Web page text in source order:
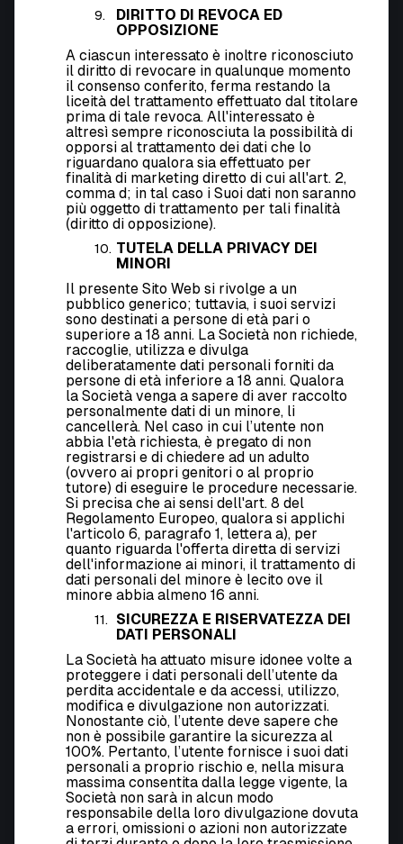
DIRITTO DI REVOCA ED
OPPOSIZIONE
A ciascun interessato è inoltre riconosciuto
il diritto di revocare in qualunque momento
il consenso conferito, ferma restando la
liceità del trattamento effettuato dal titolare
prima di tale revoca. All'interessato è
altresì sempre riconosciuta la possibilità di
opporsi al trattamento dei dati che lo
riguardano qualora sia effettuato per
finalità di marketing diretto di cui all'art. 2,
comma d; in tal caso i Suoi dati non saranno
più oggetto di trattamento per tali finalità
(diritto di opposizione).
TUTELA DELLA PRIVACY DEI
MINORI
Il presente Sito Web si rivolge a un
pubblico generico; tuttavia, i suoi servizi
sono destinati a persone di età pari o
superiore a 18 anni. La Società non richiede,
raccoglie, utilizza e divulga
deliberatamente dati personali forniti da
persone di età inferiore a 18 anni. Qualora
la Società venga a sapere di aver raccolto
personalmente dati di un minore, li
cancellerà. Nel caso in cui l’utente non
abbia l'età richiesta, è pregato di non
registrarsi e di chiedere ad un adulto
(ovvero ai propri genitori o al proprio
tutore) di eseguire le procedure necessarie.
Si precisa che ai sensi dell'art. 8 del
Regolamento Europeo, qualora si applichi
l'articolo 6, paragrafo 1, lettera a), per
quanto riguarda l'offerta diretta di servizi
dell'informazione ai minori, il trattamento di
dati personali del minore è lecito ove il
minore abbia almeno 16 anni.
SICUREZZA E RISERVATEZZA DEI
DATI PERSONALI
La Società ha attuato misure idonee volte a
proteggere i dati personali dell’utente da
perdita accidentale e da accessi, utilizzo,
modifica e divulgazione non autorizzati.
Nonostante ciò, l’utente deve sapere che
non è possibile garantire la sicurezza al
100%. Pertanto, l’utente fornisce i suoi dati
personali a proprio rischio e, nella misura
massima consentita dalla legge vigente, la
Società non sarà in alcun modo
responsabile della loro divulgazione dovuta
a errori, omissioni o azioni non autorizzate